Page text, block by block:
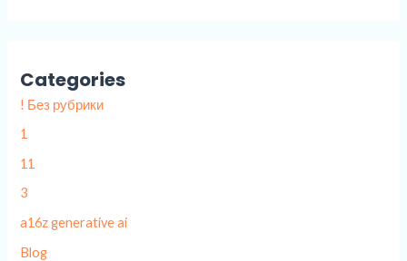
Categories
! Без рубрики
1
11
3
a16z generative ai
Blog